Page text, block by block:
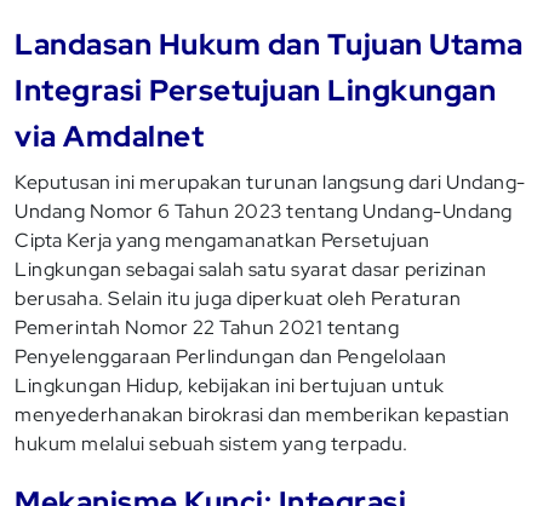
Landasan Hukum dan Tujuan Utama
Integrasi Persetujuan Lingkungan
via Amdalnet
Keputusan ini merupakan turunan langsung dari Undang-
Undang Nomor 6 Tahun 2023 tentang Undang-Undang
Cipta Kerja yang mengamanatkan Persetujuan
Lingkungan sebagai salah satu syarat dasar perizinan
berusaha. Selain itu juga diperkuat oleh Peraturan
Pemerintah Nomor 22 Tahun 2021 tentang
Penyelenggaraan Perlindungan dan Pengelolaan
Lingkungan Hidup, kebijakan ini bertujuan untuk
menyederhanakan birokrasi dan memberikan kepastian
hukum melalui sebuah sistem yang terpadu.